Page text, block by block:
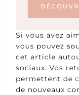
Si vous avez
vous pouvez
cet article
sociaux. Vos
permettent de
de nouveaux